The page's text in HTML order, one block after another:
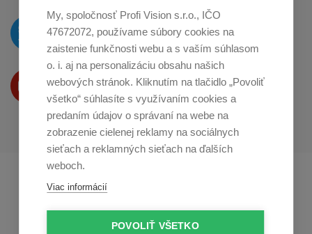
My, spoločnosť Profi Vision s.r.o., IČO
47672072, používame súbory cookies na
zaistenie funkčnosti webu a s vaším súhlasom
o. i. aj na personalizáciu obsahu našich
webových stránok. Kliknutím na tlačidlo „Povoliť
všetko“ súhlasíte s využívaním cookies a
predaním údajov o správaní na webe na
zobrazenie cielenej reklamy na sociálnych
sieťach a reklamných sieťach na ďalších
weboch.
Viac informácií
POVOLIŤ VŠETKO
O novinkách píšeme
naTwitteri
Produkty Vám predstavujeme
na Youtube
Profikuchař.cz